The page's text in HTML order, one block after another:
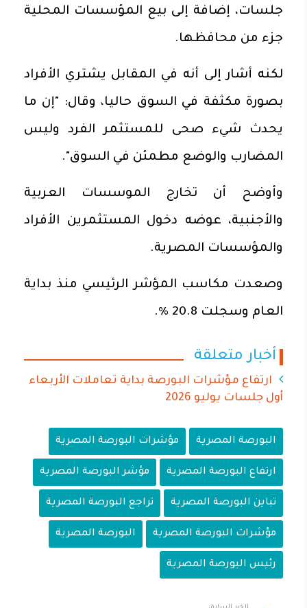
جلسات، إضافة إلى بيع المؤسسات المحلية
جزء من محافظها.
لكنه أشار إلى أنه في المقابل يشتري الأفراد
بصورة مكثفة في السوق حاليا، وقال: "إن ما
يحدث شيء صحى للمستثمر الفرد وليس
المضارب والوضع مطمئن في السوق".
وأوضح أن تخارج الموسسات العربية
والأجنبية، عوضه دخول المستثمرين الأفراد
والمؤسسات المصرية.
وصعدت مكاسب المؤشر الرئيسي منذ بداية
العام وسجلت 20.8 %.
أخبار متعلقة
ارتفاع مؤشرات البورصة بداية تعاملات الأربعاء
أول جلسات يوليو 2026
البورصة المصرية مؤشرات البورصة المصرية
ارتفاع البورصة المصرية مؤشر البورصة المصرية
تباين البورصة المصرية تراجع البورصة المصرية
مؤشرات البورصة المصرية البورصة المصرية
رئيس البورصة المصرية